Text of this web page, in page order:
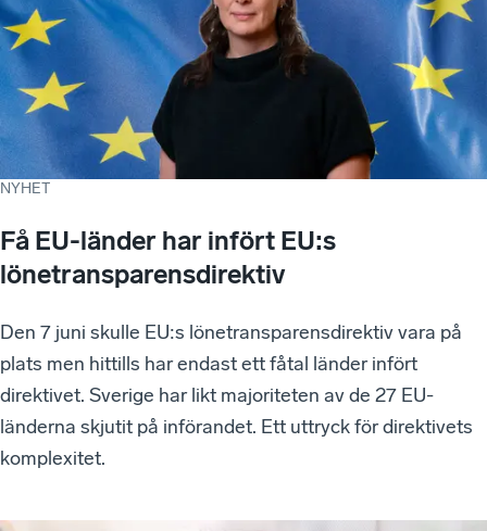
NYHET
Få EU-länder har infört EU:s
lönetransparensdirektiv
Den 7 juni skulle EU:s lönetransparensdirektiv vara på
plats men hittills har endast ett fåtal länder infört
direktivet. Sverige har likt majoriteten av de 27 EU-
länderna skjutit på införandet. Ett uttryck för direktivets
komplexitet.